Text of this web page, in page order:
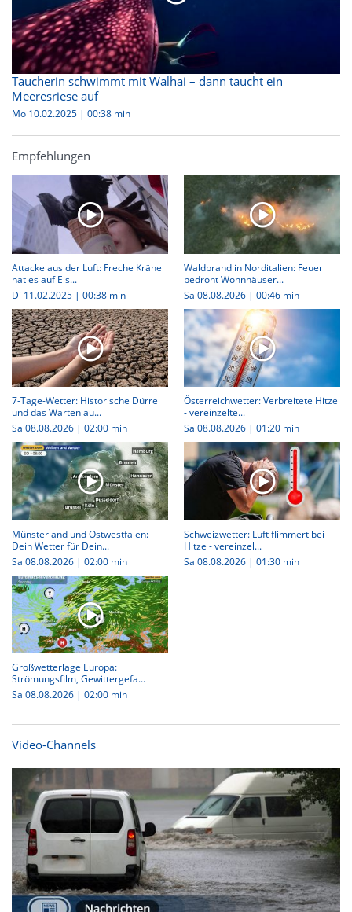
Taucherin schwimmt mit Walhai – dann taucht ein
Meeresriese auf
Mo 10.02.2025 | 00:38 min
Empfehlungen
Attacke aus der Luft: Freche Krähe
hat es auf Eis...
Di 11.02.2025 | 00:38 min
Waldbrand in Norditalien: Feuer
bedroht Wohnhäuser...
Sa 08.08.2026 | 00:46 min
7-Tage-Wetter: Historische Dürre
und das Warten au...
Sa 08.08.2026 | 02:00 min
Österreichwetter: Verbreitete Hitze
- vereinzelte...
Sa 08.08.2026 | 01:20 min
Münsterland und Ostwestfalen:
Dein Wetter für Dein...
Sa 08.08.2026 | 02:00 min
Schweizwetter: Luft flimmert bei
Hitze - vereinzel...
Sa 08.08.2026 | 01:30 min
Großwetterlage Europa:
Strömungsfilm, Gewittergefa...
Sa 08.08.2026 | 02:00 min
Video-Channels